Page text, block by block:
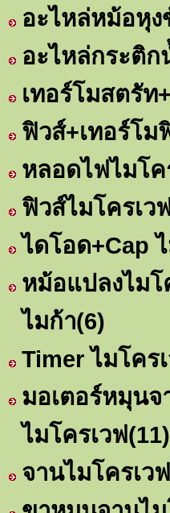
อะไหล่หม้อหุง
อะไหล่กระติก
เทอร์โมสตรั
ฟิวส์+เทอร์โม
หลอดไฟไมโค
ฟิวส์ไมโครเวฟ
ไดโอด+Cap
หม้อแปลงไมโ
ไมก้า(6)
Timer ไมโคร
มอเตอร์หมุนจ
ไมโครเวฟ(11)
จานไมโครเวฟ